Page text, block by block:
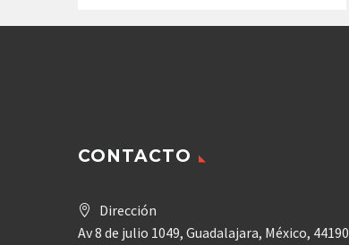
CONTACTO
Dirección
Av 8 de julio 1049, Guadalajara, México, 44190